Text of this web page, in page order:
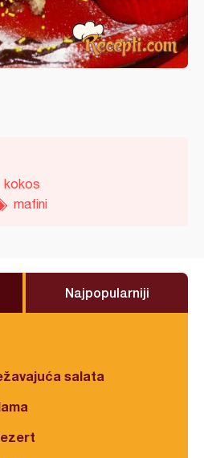
kokos
mafini
Najpopularniji
salata